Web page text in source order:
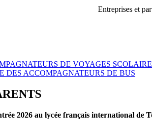
Entreprises et
DE VOYAGES
DES ACCOMPAGNATEURS DE BUS
2026 au lycée français international de